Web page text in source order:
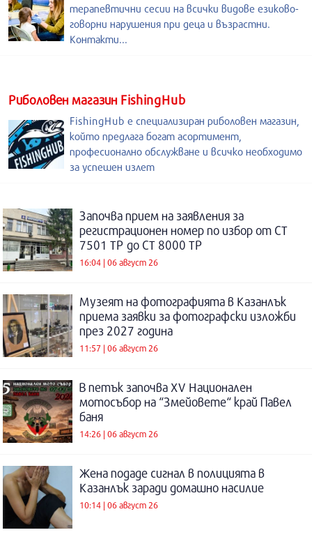
терапевтични сесии на всички видове езиково-
говорни нарушения при деца и възрастни.
Контакти...
Риболовен магазин FishingHub
FishingHub е специализиран риболовен магазин,
който предлага богат асортимент,
професионално обслужване и всичко необходимо
за успешен излет
Започва прием на заявления за
регистрационен номер по избор от СТ
7501 ТР до СТ 8000 ТР
16:04 | 06 август 26
Музеят на фотографията в Казанлък
приема заявки за фотографски изложби
през 2027 година
11:57 | 06 август 26
В петък започва XV Национален
мотосъбор на “Змейовете“ край Павел
баня
14:26 | 06 август 26
Жена подаде сигнал в полицията в
Казанлък заради домашно насилие
10:14 | 06 август 26